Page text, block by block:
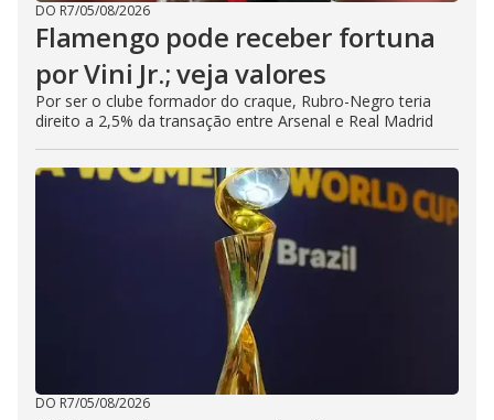
DO R7/05/08/2026
Flamengo pode receber fortuna
por Vini Jr.; veja valores
Por ser o clube formador do craque, Rubro-Negro teria
direito a 2,5% da transação entre Arsenal e Real Madrid
DO R7/05/08/2026